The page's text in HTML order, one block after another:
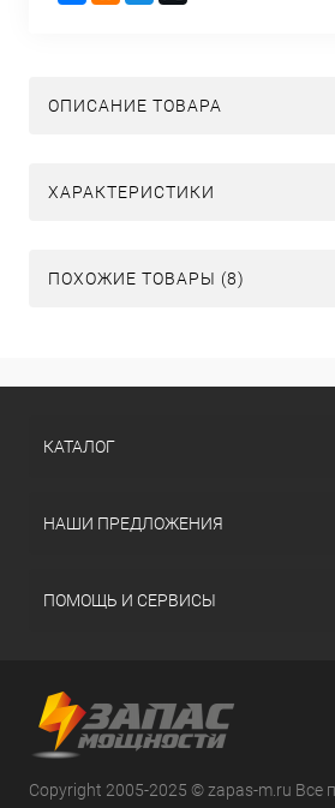
ОПИСАНИЕ ТОВАРА
ХАРАКТЕРИСТИКИ
ПОХОЖИЕ ТОВАРЫ (8)
КАТАЛОГ
НАШИ ПРЕДЛОЖЕНИЯ
ПОМОЩЬ И СЕРВИСЫ
Copyright 2005-2025 © zapas-m.ru Все